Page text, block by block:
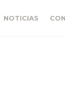
NOTICIAS